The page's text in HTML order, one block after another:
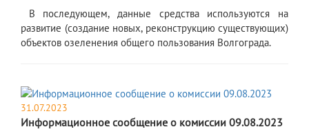
В последующем, данные средства используются на
развитие (создание новых, реконструкцию существующих)
объектов озеленения общего пользования Волгограда.
31.07.2023
Информационное сообщение о комиссии 09.08.2023